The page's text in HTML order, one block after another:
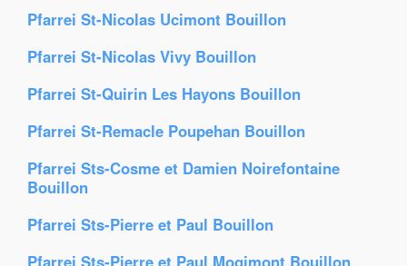
Pfarrei St-Nicolas Ucimont Bouillon
Pfarrei St-Nicolas Vivy Bouillon
Pfarrei St-Quirin Les Hayons Bouillon
Pfarrei St-Remacle Poupehan Bouillon
Pfarrei Sts-Cosme et Damien Noirefontaine
Bouillon
Pfarrei Sts-Pierre et Paul Bouillon
Pfarrei Sts-Pierre et Paul Mogimont Bouillon